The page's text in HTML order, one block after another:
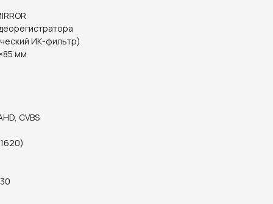
ИК-фильтр)
мм
CVBS